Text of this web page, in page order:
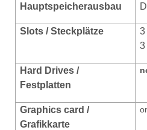
Hauptspeicherausbau
Slots / Steckplätze
3
3
Hard Drives /
Festplatten
Graphics card /
Grafikkarte